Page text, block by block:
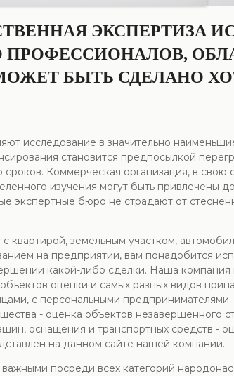
ЭКСПЕРТИЗА
ПРОФЕССИОНАЛОВ,
БЫТЬ СДЕЛАНО
исследование в значительно
становится предпосылкой
Коммерческая организация, в свою
изучения могут быть привлечены
экспертные бюро не страдают от
земельным участком,
на предприятии, вам понадобится
какой-либо сделки. Наша компания
оценки и самых разных видов
с персональными предпринимателями.
- оценка объектов незавершенного
оснащения и транспортных средств -
на данном сайте нашей компании.
посреди всех категорий